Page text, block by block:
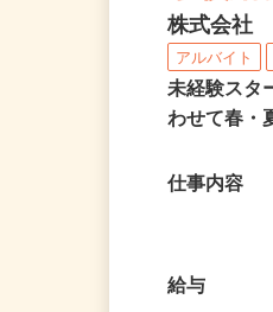
学校給
株式会社
アルバイト
わせて春・